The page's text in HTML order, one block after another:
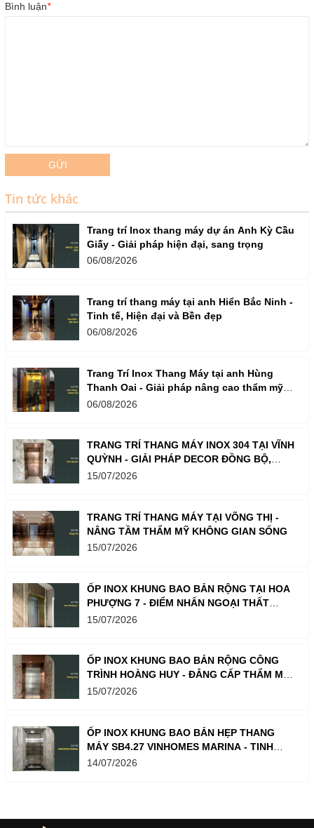
Bình luận*
GỬI
Tin tức khác
Trang trí Inox thang máy dự án Anh Kỳ Cầu
Giấy - Giải pháp hiện đại, sang trọng
06/08/2026
Trang trí thang máy tại anh Hiển Bắc Ninh -
Tinh tế, Hiện đại và Bền đẹp
06/08/2026
Trang Trí Inox Thang Máy tại anh Hùng
Thanh Oai - Giải pháp nâng cao thẩm mỹ
không gian sống
06/08/2026
TRANG TRÍ THANG MÁY INOX 304 TẠI VĨNH
QUỲNH - GIẢI PHÁP DECOR ĐỒNG BỘ,
NÂNG TẦM ĐẲNG CẤP KHÔNG GIAN
15/07/2026
TRANG TRÍ THANG MÁY TẠI VÕNG THỊ -
NÂNG TẦM THẨM MỸ KHÔNG GIAN SỐNG
15/07/2026
ỐP INOX KHUNG BAO BẢN RỘNG TẠI HOA
PHƯỢNG 7 - ĐIỂM NHẤN NGOẠI THẤT
SANG TRỌNG, TINH TẾ
15/07/2026
ỐP INOX KHUNG BAO BẢN RỘNG CÔNG
TRÌNH HOÀNG HUY - ĐẲNG CẤP THẨM MỸ,
BỀN BỈ DÀI LÂU
15/07/2026
ỐP INOX KHUNG BAO BẢN HẸP THANG
MÁY SB4.27 VINHOMES MARINA - TINH
GỌN, SANG TRỌNG, BỀN BỈ
14/07/2026